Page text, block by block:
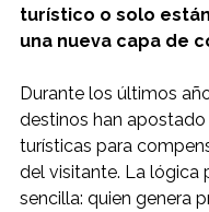
turístico o solo
una nueva capa de
Durante los últimos
destinos han
turísticas para
del visitante. La lógica
sencilla: quien genera